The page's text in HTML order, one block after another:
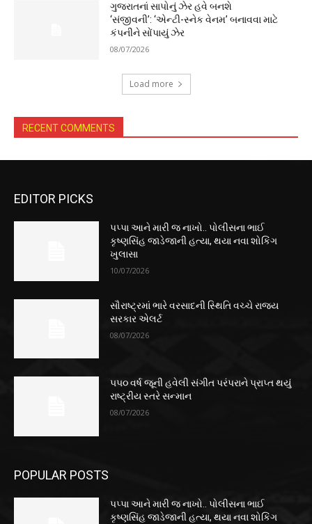
ગુજરાતનાં સાપોનું ઝેર હવે બનશે
‘સંજીવની’: ‘એન્ટી-સ્નેક વેનમ’ બનાવવા માટે
કંપનીને સોંપાયું ઝેર
08/07/2026
Load more
RECENT COMMENTS
EDITOR PICKS
પપ્પા આને મારી જ નાખો.. પોલીસના ભાઈ
કૃષ્ણસિંહ જાડેજાની હત્યા, થયા નવા શોકિંગ
ખુલાસા
10/07/2026
સૌરાષ્ટ્રમાં ભારે વરસાદની સ્થિતિ વચ્ચે રાજ્ય
સરકાર એલર્ટ
08/07/2026
૫૫૦ વર્ષ જૂની હવેલી સંગીત પરંપરાને પ્રાપ્ત થયું
રાષ્ટ્રીય સ્તરે સન્માન
08/07/2026
POPULAR POSTS
પપ્પા આને મારી જ નાખો.. પોલીસના ભાઈ
કૃષ્ણસિંહ જાડેજાની હત્યા, થયા નવા શોકિંગ